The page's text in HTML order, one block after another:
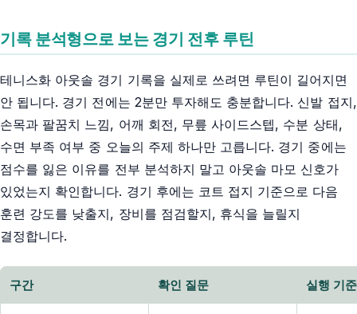
기록 분석형으로 보는 경기 전후 루틴
테니스화 아웃솔 경기 기록을 실제로 쓰려면 루틴이 길어지면
안 됩니다. 경기 전에는 2분만 투자해도 충분합니다. 신발 접지,
손목과 팔꿈치 느낌, 어깨 회전, 무릎 사이드스텝, 수분 상태,
수면 부족 여부 중 오늘의 주제 하나만 고릅니다. 경기 중에는
점수를 잃은 이유를 전부 분석하지 말고 아웃솔 마모 신호가
있었는지 확인합니다. 경기 후에는 코트 접지 기준으로 다음
훈련 강도를 낮출지, 장비를 점검할지, 휴식을 늘릴지
결정합니다.
구간 확인 질문 실행 기준